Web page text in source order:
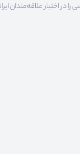
اختیار علاقه‌مندان